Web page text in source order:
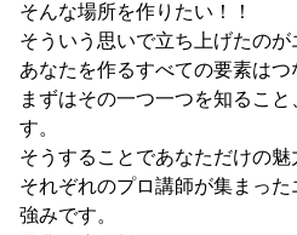
そんな場所を作りたい！！
そういう思いで立ち上げたのが
あなたを作るすべての要素はつ
まずはその一つ一つを知るこ
す。
そうすることであなただけの魅
それぞれのプロ講師が集まっ
強みです。